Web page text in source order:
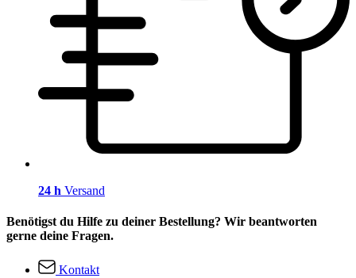
24 h Versand
Benötigst du Hilfe zu deiner Bestellung? Wir beantworten
gerne deine Fragen.
Kontakt